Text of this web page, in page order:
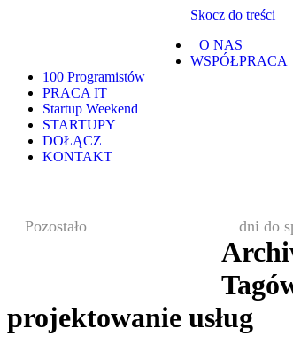
Skocz do treści
O NAS
WSPÓŁPRACA
100 Programistów
PRACA IT
Startup Weekend
STARTUPY
DOŁĄCZ
KONTAKT
Pozostało dni do
projektowanie usług